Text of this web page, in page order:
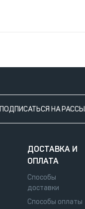
ПОДПИСАТЬСЯ НА
ДОСТАВКА И
ОПЛАТА
Способы
доставки
Способы оплаты